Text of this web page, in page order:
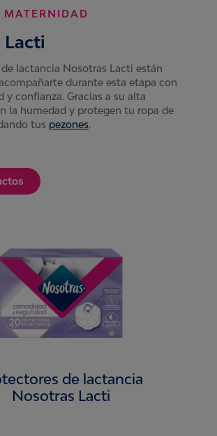
MATERNIDAD
Lacti
lactancia Nosotras Lacti están
durante esta etapa con
confianza. Gracias a su alta
la humedad y protegen tu ropa de
tus pezones.
de lactancia
Nosotras Lacti